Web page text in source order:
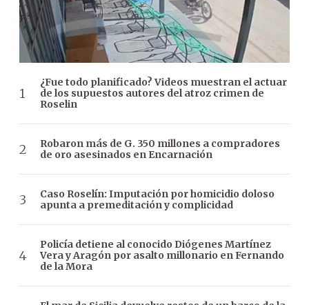
¿Fue todo planificado? Videos muestran el actuar
de los supuestos autores del atroz crimen de
Roselin
Robaron más de G. 350 millones a compradores
de oro asesinados en Encarnación
Caso Roselín: Imputación por homicidio doloso
apunta a premeditación y complicidad
Policía detiene al conocido Diógenes Martínez
Vera y Aragón por asalto millonario en Fernando
de la Mora